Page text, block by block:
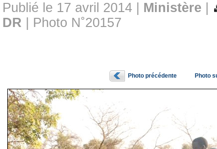
Publié le 17 avril 2014 | Ministère
DR | Photo N˚20157
Photo précédente Photo